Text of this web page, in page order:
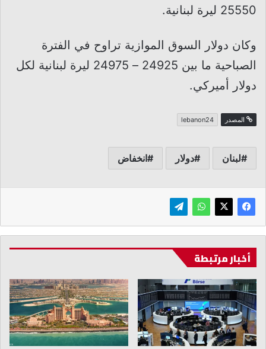
25550 ليرة لبنانية.
وكان دولار السوق الموازية تراوح في الفترة
الصباحية ما بين 24925 – 24975 ليرة لبنانية لكل
دولار أميركي.
المصدر lebanon24
لبنان دولار انخفاض
أخبار مرتبطة